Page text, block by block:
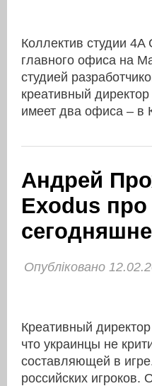
Коллектив студии
главного офиса на
студией
креативный
имеет два офиса – в
Андрей
Exodus
Опубліковано
Креативный
что украинцы не
составляющей в
российских игроков.